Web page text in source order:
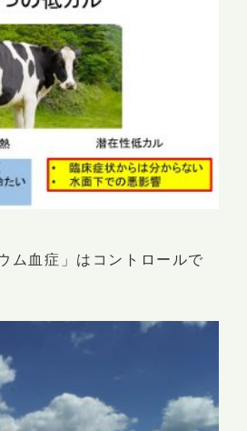
ム血症」はコントロールで